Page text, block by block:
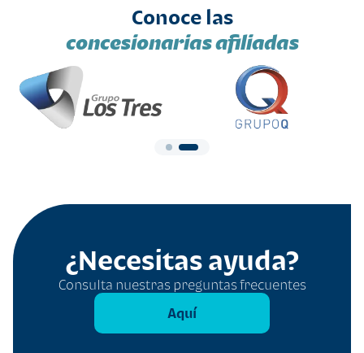
Conoce las
concesionarias afiliadas
¿Necesitas ayuda?
Consulta nuestras preguntas frecuentes
Aquí